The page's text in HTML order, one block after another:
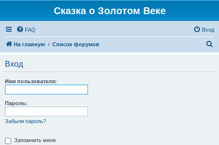
Сказка о Золотом Веке
FAQ Вход
На главную Список форумов
Вход
Имя пользователя:
Пароль:
Забыли пароль?
Запомнить меня